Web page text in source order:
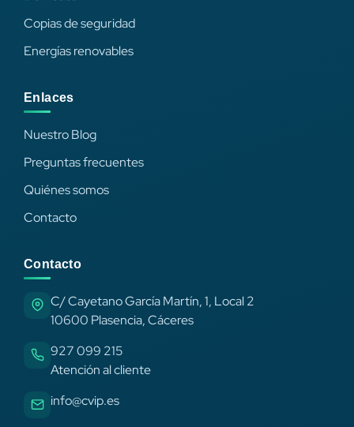
Copias de seguridad
Energías renovables
Enlaces
Nuestro Blog
Preguntas frecuentes
Quiénes somos
Contacto
Contacto
C/ Cayetano García Martín, 1, Local 2
10600 Plasencia, Cáceres
927 099 215
Atención al cliente
info@cvip.es